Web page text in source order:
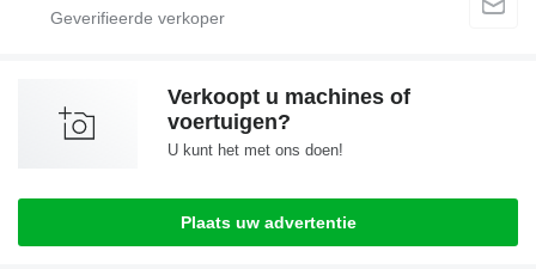
Verkoopt u machines of
voertuigen?
U kunt het met ons doen!
Plaats uw advertentie